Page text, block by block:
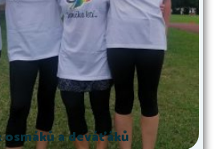
osmáků a deváťáků